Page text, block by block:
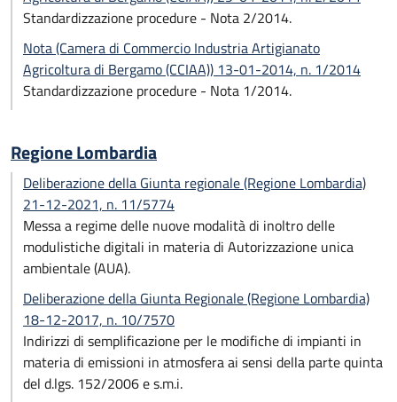
Standardizzazione procedure - Nota 2/2014.
Nota (Camera di Commercio Industria Artigianato
Agricoltura di Bergamo (CCIAA)) 13-01-2014, n. 1/2014
Standardizzazione procedure - Nota 1/2014.
Regione Lombardia
Deliberazione della Giunta regionale (Regione Lombardia)
21-12-2021, n. 11/5774
Messa a regime delle nuove modalità di inoltro delle
modulistiche digitali in materia di Autorizzazione unica
ambientale (AUA).
Deliberazione della Giunta Regionale (Regione Lombardia)
18-12-2017, n. 10/7570
Indirizzi di semplificazione per le modifiche di impianti in
materia di emissioni in atmosfera ai sensi della parte quinta
del d.lgs. 152/2006 e s.m.i.